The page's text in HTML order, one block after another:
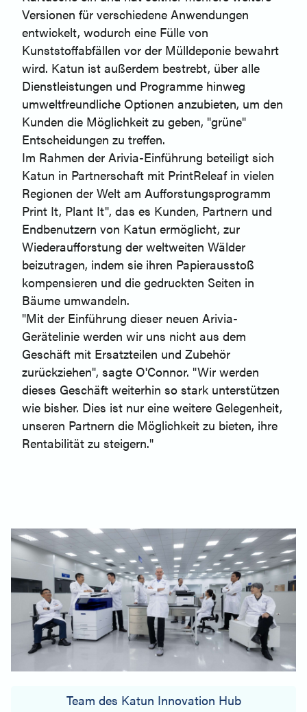
Versionen für verschiedene Anwendungen
entwickelt, wodurch eine Fülle von
Kunststoffabfällen vor der Mülldeponie bewahrt
wird. Katun ist außerdem bestrebt, über alle
Dienstleistungen und Programme hinweg
umweltfreundliche Optionen anzubieten, um den
Kunden die Möglichkeit zu geben, "grüne"
Entscheidungen zu treffen.
Im Rahmen der Arivia-Einführung beteiligt sich
Katun in Partnerschaft mit PrintReleaf in vielen
Regionen der Welt am Aufforstungsprogramm
Print It, Plant It", das es Kunden, Partnern und
Endbenutzern von Katun ermöglicht, zur
Wiederaufforstung der weltweiten Wälder
beizutragen, indem sie ihren Papierausstoß
kompensieren und die gedruckten Seiten in
Bäume umwandeln.
"Mit der Einführung dieser neuen Arivia-
Gerätelinie werden wir uns nicht aus dem
Geschäft mit Ersatzteilen und Zubehör
zurückziehen", sagte O'Connor. "Wir werden
dieses Geschäft weiterhin so stark unterstützen
wie bisher. Dies ist nur eine weitere Gelegenheit,
unseren Partnern die Möglichkeit zu bieten, ihre
Rentabilität zu steigern."
Team des Katun Innovation Hub